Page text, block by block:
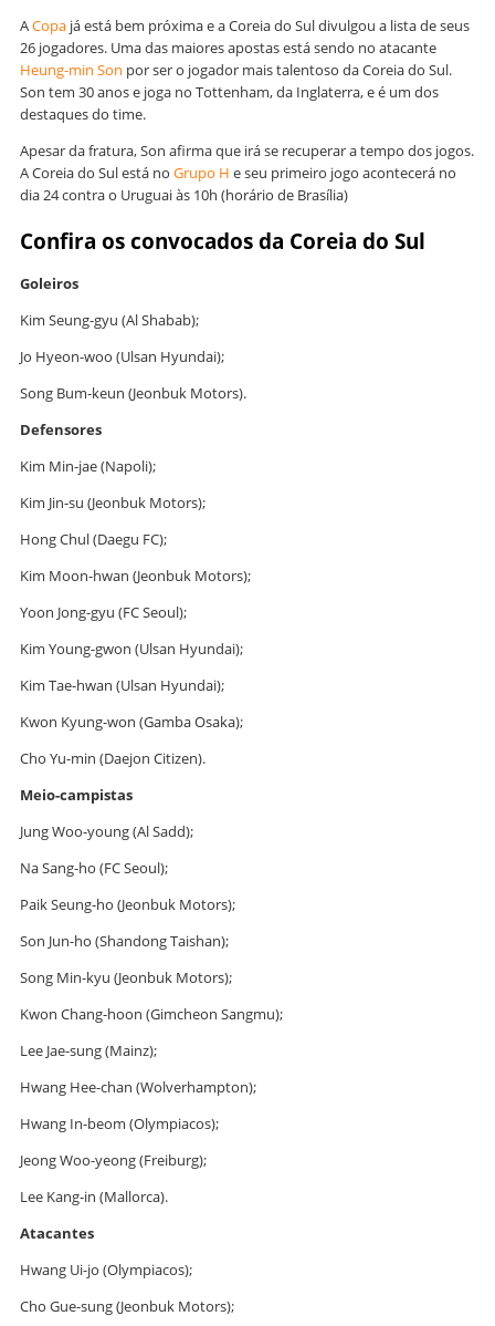
ACopa já está bem próxima e a Coreia do Sul divulgou a lista de seus
26 jogadores. Uma das maiores apostas está sendo no atacante
Heung-min Son por ser o jogador mais talentoso da Coreia do Sul.
Son tem 30 anos e joga no Tottenham, da Inglaterra, e é um dos
destaques do time.
Apesar da fratura, Son afirma que irá se recuperar a tempo dos jogos.
A Coreia do Sul está no Grupo H e seu primeiro jogo acontecerá no
dia 24 contra o Uruguai às 10h (horário de Brasília)
Confira os convocados da Coreia do Sul
Goleiros
Kim Seung-gyu (Al Shabab);
Jo Hyeon-woo (Ulsan Hyundai);
Song Bum-keun (Jeonbuk Motors).
Defensores
Kim Min-jae (Napoli);
Kim Jin-su (Jeonbuk Motors);
Hong Chul (Daegu FC);
Kim Moon-hwan (Jeonbuk Motors);
Yoon Jong-gyu (FC Seoul);
Kim Young-gwon (Ulsan Hyundai);
Kim Tae-hwan (Ulsan Hyundai);
Kwon Kyung-won (Gamba Osaka);
Cho Yu-min (Daejon Citizen).
Meio-campistas
Jung Woo-young (Al Sadd);
Na Sang-ho (FC Seoul);
Paik Seung-ho (Jeonbuk Motors);
Son Jun-ho (Shandong Taishan);
Song Min-kyu (Jeonbuk Motors);
Kwon Chang-hoon (Gimcheon Sangmu);
Lee Jae-sung (Mainz);
Hwang Hee-chan (Wolverhampton);
Hwang In-beom (Olympiacos);
Jeong Woo-yeong (Freiburg);
Lee Kang-in (Mallorca).
Atacantes
Hwang Ui-jo (Olympiacos);
Cho Gue-sung (Jeonbuk Motors);